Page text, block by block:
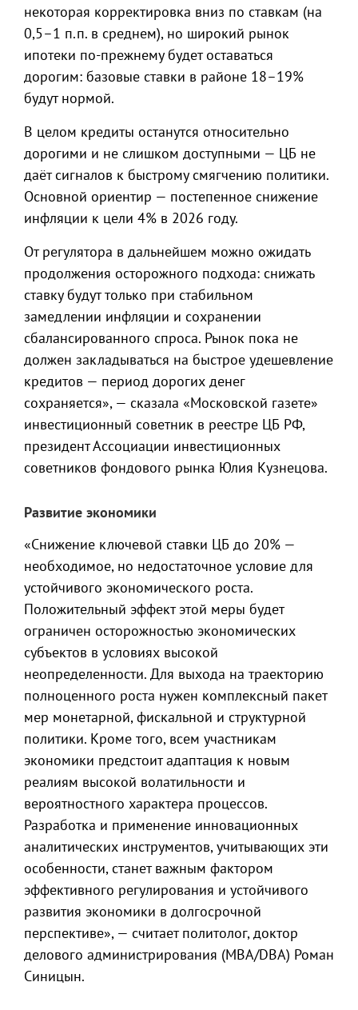
некоторая корректировка вниз по ставкам (на
0,5–1 п.п. в среднем), но широкий рынок
ипотеки по-прежнему будет оставаться
дорогим: базовые ставки в районе 18–19%
будут нормой.
В целом кредиты останутся относительно
дорогими и не слишком доступными — ЦБ не
даёт сигналов к быстрому смягчению политики.
Основной ориентир — постепенное снижение
инфляции к цели 4% в 2026 году.
От регулятора в дальнейшем можно ожидать
продолжения осторожного подхода: снижать
ставку будут только при стабильном
замедлении инфляции и сохранении
сбалансированного спроса. Рынок пока не
должен закладываться на быстрое удешевление
кредитов — период дорогих денег
сохраняется», — сказала «Московской газете»
инвестиционный советник в реестре ЦБ РФ,
президент Ассоциации инвестиционных
советников фондового рынка Юлия Кузнецова.
Развитие экономики
«Снижение ключевой ставки ЦБ до 20% —
необходимое, но недостаточное условие для
устойчивого экономического роста.
Положительный эффект этой меры будет
ограничен осторожностью экономических
субъектов в условиях высокой
неопределенности. Для выхода на траекторию
полноценного роста нужен комплексный пакет
мер монетарной, фискальной и структурной
политики. Кроме того, всем участникам
экономики предстоит адаптация к новым
реалиям высокой волатильности и
вероятностного характера процессов.
Разработка и применение инновационных
аналитических инструментов, учитывающих эти
особенности, станет важным фактором
эффективного регулирования и устойчивого
развития экономики в долгосрочной
перспективе», — считает политолог, доктор
делового администрирования (MBA/DBA) Роман
Синицын.